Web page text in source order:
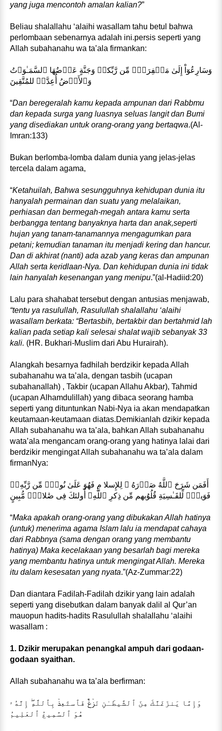
yang juga mencontoh amalan kalian?”
Beliau shalallahu ‘alaihi wasallam tahu betul bahwa
perlombaan sebenarnya adalah ini.persis seperti yang
Allah subahanahu wa ta’ala firmankan:
وَسَارِعُوٓاْ إِلَىٰ مَغۡفِرَةٍ۬ مِّن رَّبِّكمۡ وَجَنَّةٍ عَرۡضُهَا ٱلسَّمَـٰوَٲتُ
وَٱلأَرۡضُ أُعِدَّتۡ للمُتَّقِينَ
“Dan beregeralah kamu kepada ampunan dari Rabbmu
dan kepada surga yang luasnya seluas langit dan Bumi
yang disediakan untuk orang-orang yang bertaqwa.(Al-
Imran:133)
Bukan berlomba-lomba dalam dunia yang jelas-jelas
tercela dalam agama,
“Ketahuilah, Bahwa sesungguhnya kehidupan dunia itu
hanyalah permainan dan suatu yang melalaikan,
perhiasan dan bermegah-megah antara kamu serta
berbangga tentang banyaknya harta dan anak,seperti
hujan yang tanam-tanamannya mengagumkan para
petani; kemudian tanaman itu menjadi kering dan hancur.
Dan di akhirat (nanti) ada azab yang keras dan ampunan
Allah serta keridlaan-Nya. Dan kehidupan dunia ini tidak
lain hanyalah kesenangan yang menipu.”(al-Hadiid:20)
Lalu para shahabat tersebut dengan antusias menjawab,
“tentu ya rasulullah, Rasulullah shalallahu ‘alaihi
wasallam berkata: “Bertasbih, bertakbir dan bertahmid lah
kalian pada setiap kali selesai shalat wajib sebanyak 33
kali. (HR. Bukhari-Muslim dari Abu Hurairah).
Alangkah besarnya fadhilah berdzikir kepada Allah
subahanahu wa ta’ala, dengan tasbih (ucapan
subahanallah) , Takbir (ucapan Allahu Akbar), Tahmid
(ucapan Alhamdulillah) yang dibaca seorang hamba
seperti yang dituntunkan Nabi-Nya ia akan mendapatkan
keutamaan-keutamaan diatas.Demikianlah dzikir kepada
Allah subahanahu wa ta’ala, bahkan Allah subahanahu
wata’ala mengancam orang-orang yang hatinya lalai dari
berdzikir mengingat Allah subahanahu wa ta’ala dalam
firmanNya:
أَفَمَن شَرَحَ ٱللَّهُ صَدۡرَهُ ۥ لِلإِسلا مِ فَهُوَ عَلَىٰ نُورٍ۬ مِّن رَّبِّهِۦ‌ۚ
فَوَيلٌ۬ لِّلقَـٰسِيَةِ قُلُوُبهم مِّن ذِكرِ ٱللَّهِ‌ۚ أُولئكَ فِى ضَٰلالٍ۬ مُّبِينٍ
“Maka apakah orang-orang yang dibukakan Allah hatinya
(untuk) menerima agama Islam lalu ia mendapat cahaya
dari Rabbnya (sama dengan orang yang membantu
hatinya) Maka kecelakaan yang besarlah bagi mereka
yang membantu hatinya untuk mengingat Allah. Mereka
itu dalam kesesatan yang nyata.”(Az-Zummar:22)
Dan diantara Fadilah-Fadilah dzikir yang lain adalah
seperti yang disebutkan dalam banyak dalil al Qur’an
mauopun hadits-hadits Rasulullah shalallahu ‘alaihi
wasallam :
1. Dzikir merupakan penangkal ampuh dari godaan-
godaan syaithan.
Allah subahanahu wa ta’ala berfirman:
وَإِمَّا يَنزَغَنَّكَ مِنَ ٱلشَّيطَـٰنِ نَزۡغٌ۬ فَٱستَعِذۡ بِٱللَّهِ‌ۖ إِنَّهُ ۥ
هُوَ ٱلسَّمِيعُ ٱلعَلِيمُ